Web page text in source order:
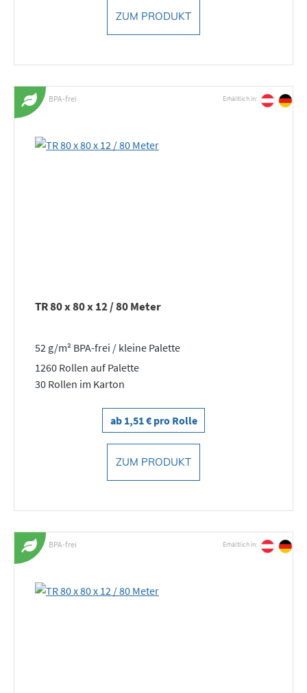
ZUM PRODUKT
BPA-frei Erhältlich in:
TR 80 x 80 x 12 / 80 Meter
52 g/m² BPA-frei / kleine Palette
1260 Rollen auf Palette
30 Rollen im Karton
ab 1,51 € pro Rolle
ZUM PRODUKT
BPA-frei Erhältlich in: